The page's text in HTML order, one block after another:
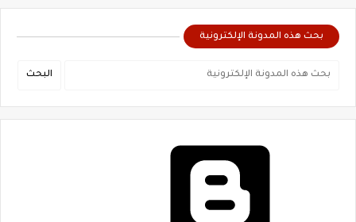
بحث هذه المدونة الإلكترونية